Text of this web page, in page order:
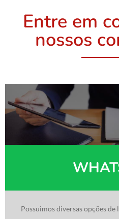
Entre em
nossos
Possuimos diversas opções de